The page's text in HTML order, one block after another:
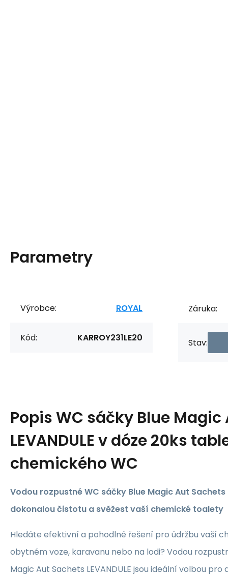
Parametry
Výrobce: ROYAL
Kód: KARROY231LE20
Záruka:
Stav:
PopisWC sáčky Blue
LEVANDULE v dóze 20ks
chemického WC
Vodou rozpustné WC sáčky Blue Magic Aut Sachets
dokonalou čistotu a svěžest vaší chemické toalety
Hledáte efektivní a pohodlné řešení pro údržbu vaší
obytném voze, karavanu nebo na lodi? Vodou
Magic Aut Sachets LEVANDULE jsou ideální volbou